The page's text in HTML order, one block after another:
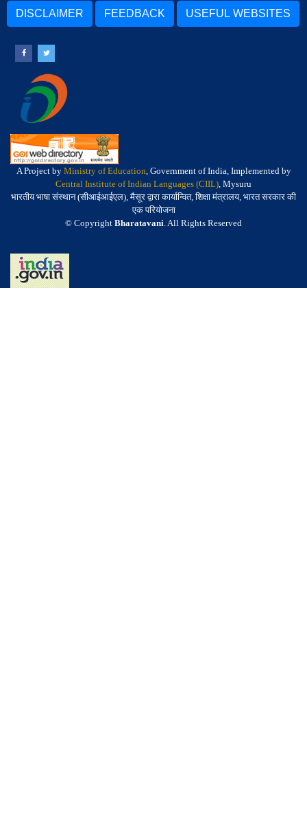
DISCLAIMER FEEDBACK USEFUL WEBSITES
A Project by Ministry of Education, Government of India, Implemented by
Central Institute of Indian Languages (CIIL), Mysuru
भारतीय भाषा संस्थान (सीआईआईएल), मैसूर द्वारा कार्यान्वित, शिक्षा मंत्रालय, भारत सरकार की
एक परियोजना
© Copyright Bharatavani. All Rights Reserved